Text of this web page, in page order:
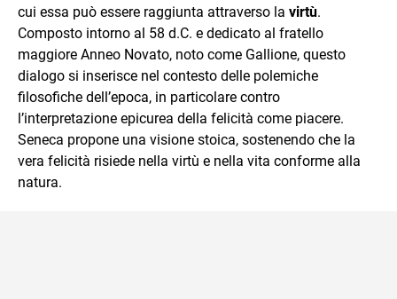
cui essa può essere raggiunta attraverso la virtù.
Composto intorno al 58 d.C. e dedicato al fratello
maggiore Anneo Novato, noto come Gallione, questo
dialogo si inserisce nel contesto delle polemiche
filosofiche dell’epoca, in particolare contro
l’interpretazione epicurea della felicità come piacere.
Seneca propone una visione stoica, sostenendo che la
vera felicità risiede nella virtù e nella vita conforme alla
natura.